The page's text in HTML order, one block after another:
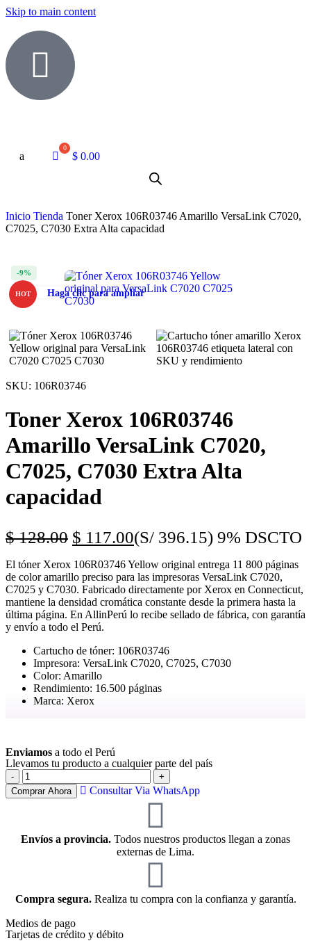
Skip to main content
a $ 0.00
Inicio Tienda Toner Xerox 106R03746 Amarillo VersaLink C7020,
C7025, C7030 Extra Alta capacidad
-9%
HOT Haga clic para ampliar
SKU: 106R03746
Toner Xerox 106R03746
Amarillo VersaLink C7020,
C7025, C7030 Extra Alta
capacidad
$128.00 $ 117.00(S/ 396.15) 9% DSCTO
El tóner Xerox 106R03746 Yellow original entrega 11 800 páginas
de color amarillo preciso para las impresoras VersaLink C7020,
C7025 y C7030. Fabricado directamente por Xerox en Connecticut,
mantiene la densidad cromática constante desde la primera hasta la
última página. En AllinPerú lo recibe sellado de fábrica, con garantía
y envío a todo el Perú.
Cartucho de tóner: 106R03746
Impresora: VersaLink C7020, C7025, C7030
Color: Amarillo
Rendimiento: 16.500 páginas
Marca: Xerox
Enviamos a todo el Perú
Llevamos tu producto a cualquier parte del país
Comprar Ahora Consultar Via WhatsApp
Envíos a provincia. Todos nuestros productos llegan a zonas
externas de Lima.
Compra segura.Realiza tu compra con la confianza y garantía.
Medios de pago
Tarjetas de crédito y débito